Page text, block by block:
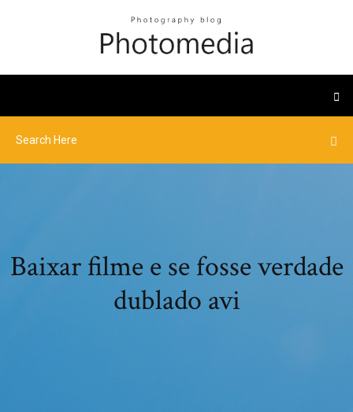
Baixar filme e se fosse verdade
dublado avi